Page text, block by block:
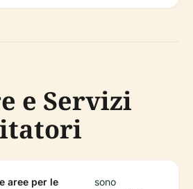
e Servizi
aree per le
sono